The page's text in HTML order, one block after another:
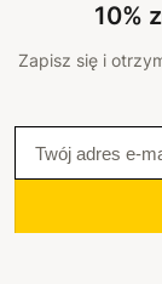
10%
Zapisz się i